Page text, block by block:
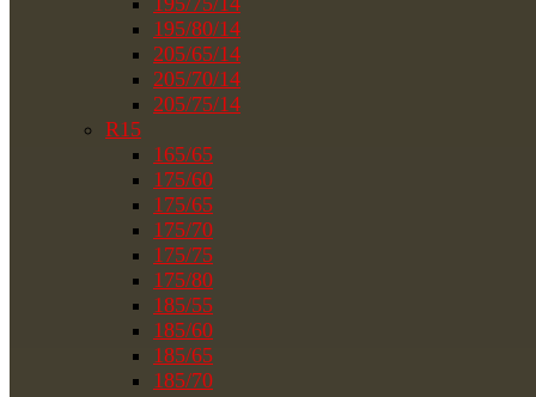
195/80/14
205/65/14
205/70/14
205/75/14
R15
165/65
175/60
175/65
175/70
175/75
175/80
185/55
185/60
185/65
185/70